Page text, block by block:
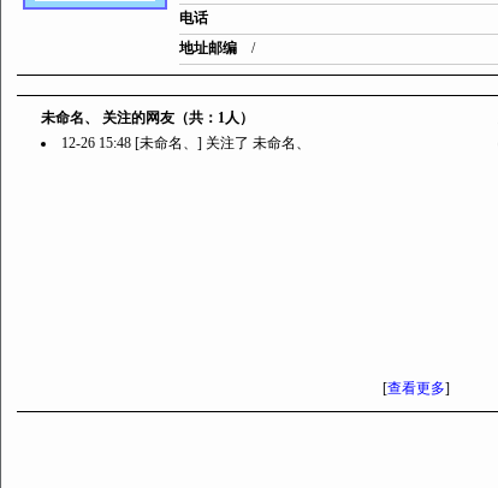
电话
地址邮编
/
未命名、 关注的网友（共：1人）
12-26 15:48 [未命名、] 关注了 未命名、
[查看更多]